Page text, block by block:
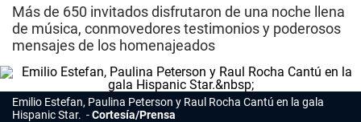
Más de 650 invitados disfrutaron de una noche llena
de música, conmovedores testimonios y poderosos
mensajes de los homenajeados
Emilio Estefan, Paulina Peterson y Raul Rocha Cantú en la gala
Hispanic Star.
Cortesía/Prensa